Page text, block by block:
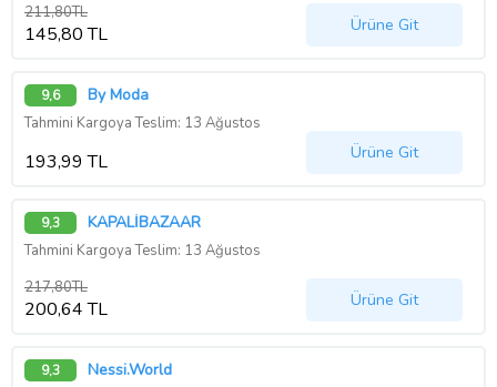
211,80TL
145,80 TL Ürüne Git
9,6 By Moda
Tahmini Kargoya Teslim: 13 Ağustos
193,99 TL Ürüne Git
9,3 KAPALİBAZAAR
Tahmini Kargoya Teslim: 13 Ağustos
217,80TL
200,64 TL Ürüne Git
9,3 Nessi.World